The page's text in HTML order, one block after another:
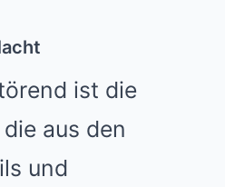
ist die
aus den
und